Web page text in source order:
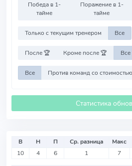
Победа в 1-
тайме
Поражение в 1-
тайме
Только с текущим тренером Все
После 🏆 Кроме после 🏆 Все
Все
Статистика
В Н П Ср. разница Макс
10
4 6 1 7